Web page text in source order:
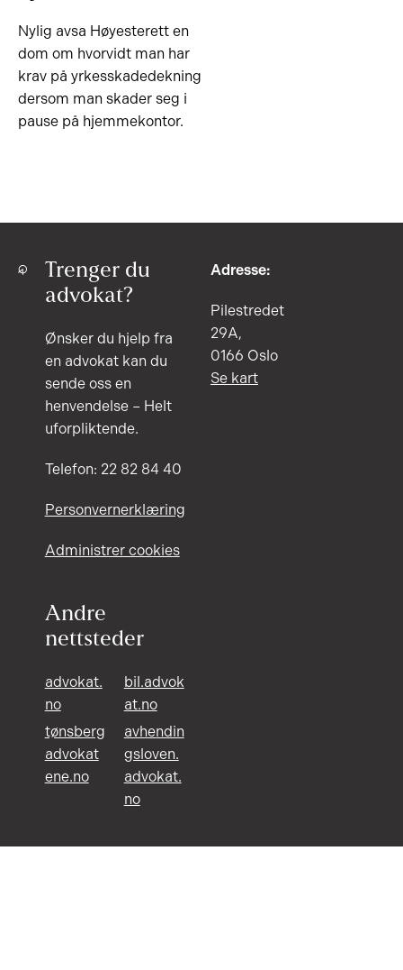
Nylig avsa Høyesterett en
dom om hvorvidt man har
krav på yrkesskadedekning
dersom man skader seg i
pause på hjemmekontor.
Trenger du
advokat?
Ønsker du hjelp fra
en advokat kan du
sende oss en
henvendelse – Helt
uforpliktende.
Telefon: 22 82 84 40
Personvernerklæring
Administrer cookies
Andre
nettsteder
advokat.
no
bil.advok
at.no
tønsberg
advokat
ene.no
avhendin
gsloven.
advokat.
no
Adresse:
Pilestredet
29A,
0166 Oslo
Se kart